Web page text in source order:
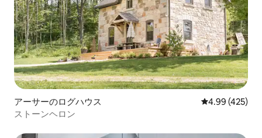
アーサーのログハウス レビュー425
4.99 (425)
ストーンヘロン